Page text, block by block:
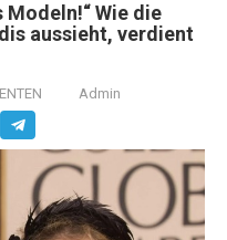
Wie die
aussieht, verdient
Admin